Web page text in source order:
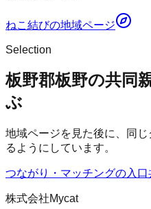
ねこ結びの地域ページ
Selection
板野郡板野の共同
ぶ
地域ページを見た後に、同
るようにしています。
つながり・マッチングの入口
株式会社Mycat